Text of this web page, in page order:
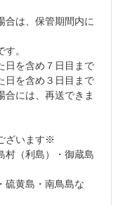
合は、保管期間内に
。
を含め７日目まで
日を含め３日目まで
合には、再送できま
ざいます※
村（利島）・御蔵島
硫黄島・南鳥島な